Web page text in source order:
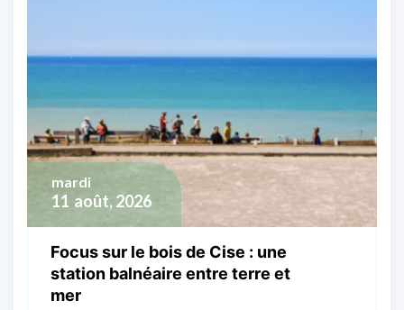
11 août, 2026
mardi
Focus sur le bois de Cise : une
station balnéaire entre terre et
mer